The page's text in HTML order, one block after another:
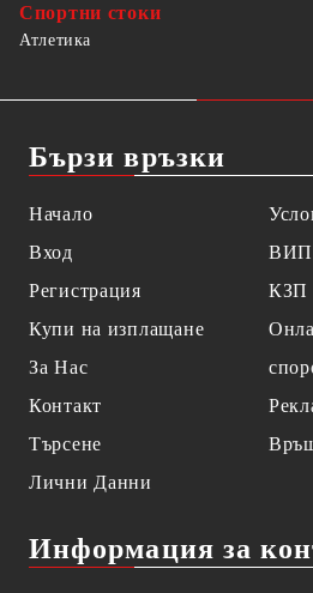
Спортни стоки
Атлетика
Бързи връзки
Начало
Вход
Регистрация
Купи на изплащане
За Нас
Контакт
Търсене
Лични Данни
КЗП
Информация за